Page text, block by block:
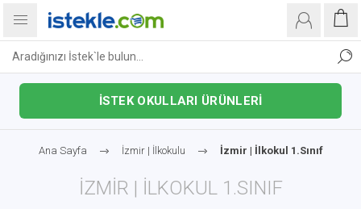
İSTEK OKULLARI ÜRÜNLERİ
Ana Sayfa İzmir | İlkokulu İzmir | İlkokul 1.Sınıf
İZMIR | İLKOKUL 1.SINIF